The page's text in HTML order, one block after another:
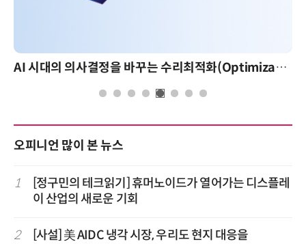
AI 시대의 의사결정을 바꾸는 수리최적화(Optimization): 실제 산업 적용 사례와 활용 전략
오피니언 많이 본 뉴스
1
[정구민의 테크읽기] 휴머노이드가 열어가는 디스플레
이 산업의 새로운 기회
2 [사설] 美 AIDC 냉각 시장, 우리도 현지 대응을